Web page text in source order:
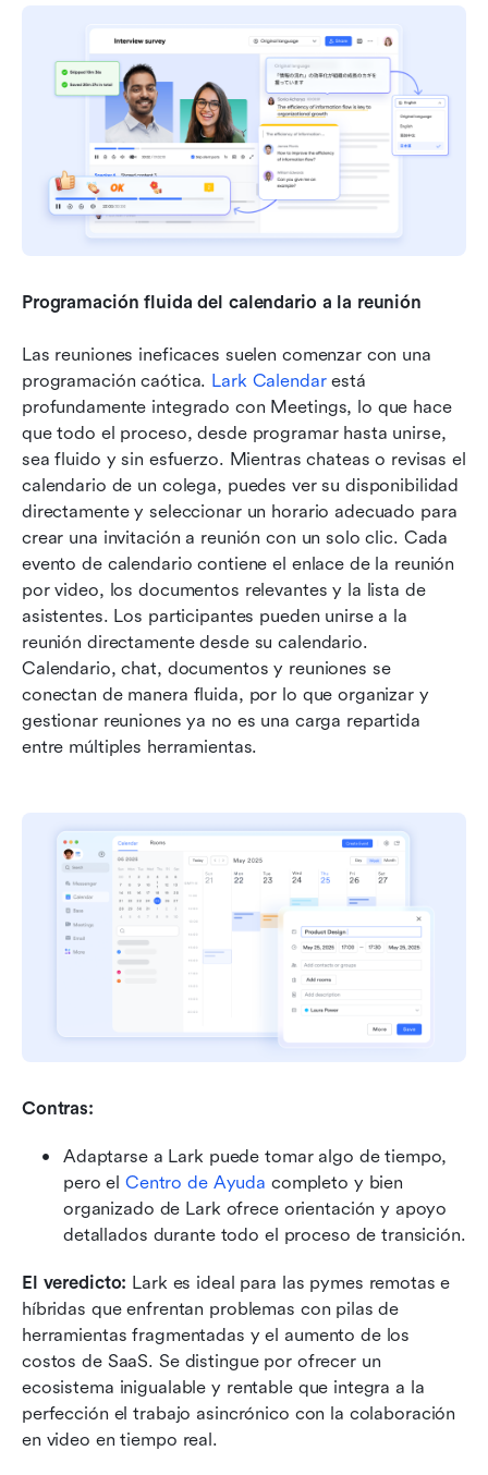
Programación fluida del calendario a la reunión
Las reuniones ineficaces suelen comenzar con una
programación caótica. Lark Calendar está
profundamente integrado con Meetings, lo que hace
que todo el proceso, desde programar hasta unirse,
sea fluido y sin esfuerzo. Mientras chateas o revisas el
calendario de un colega, puedes ver su disponibilidad
directamente y seleccionar un horario adecuado para
crear una invitación a reunión con un solo clic. Cada
evento de calendario contiene el enlace de la reunión
por video, los documentos relevantes y la lista de
asistentes. Los participantes pueden unirse a la
reunión directamente desde su calendario.
Calendario, chat, documentos y reuniones se
conectan de manera fluida, por lo que organizar y
gestionar reuniones ya no es una carga repartida
entre múltiples herramientas.
Contras:
Adaptarse a Lark puede tomar algo de tiempo,
pero el Centro de Ayuda completo y bien
organizado de Lark ofrece orientación y apoyo
detallados durante todo el proceso de transición.
El veredicto: Lark es ideal para las pymes remotas e
híbridas que enfrentan problemas con pilas de
herramientas fragmentadas y el aumento de los
costos de SaaS. Se distingue por ofrecer un
ecosistema inigualable y rentable que integra a la
perfección el trabajo asincrónico con la colaboración
en video en tiempo real.